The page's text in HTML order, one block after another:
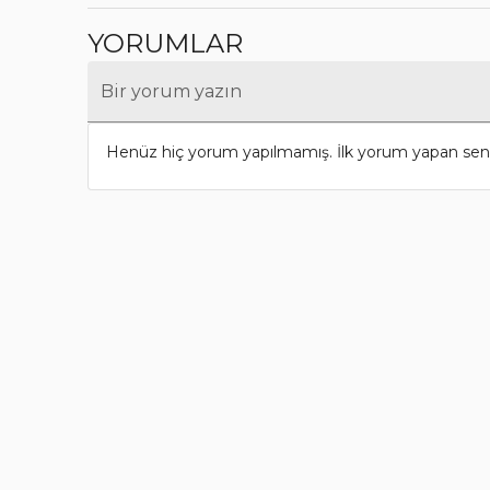
YORUMLAR
Bir yorum yazın
Henüz hiç yorum yapılmamış. İlk yorum yapan